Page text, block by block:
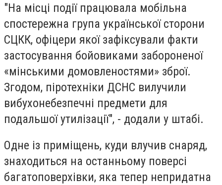
"На місці події працювала мобільна
спостережна група української сторони
СЦКК, офіцери якої зафіксували факти
застосування бойовиками забороненої
«мінськими домовленостями» зброї.
Згодом, піротехніки ДСНС вилучили
вибухонебезпечні предмети для
подальшої утилізації", - додали у штабі.
Одне із приміщень, куди влучив снаряд,
знаходиться на останньому поверсі
багатоповерхівки, яка тепер непридатна